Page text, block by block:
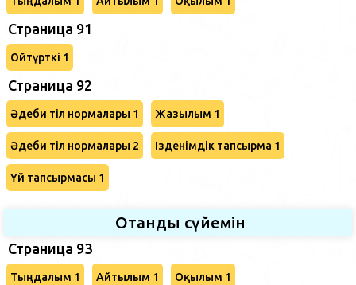
Страница 91
Ойтүрткі 1
Страница 92
Әдеби тіл нормалары 1 Жазылым 1
Әдеби тіл нормалары 2 Ізденімдік тапсырма 1
Үй тапсырмасы 1
Отанды сүйемін
Страница 93
Тыңдалым 1 Айтылым 1 Оқылым 1